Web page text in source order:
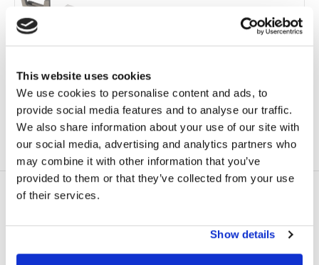
This website uses cookies
We use cookies to personalise content and ads, to
provide social media features and to analyse our traffic.
We also share information about your use of our site with
our social media, advertising and analytics partners who
may combine it with other information that you’ve
provided to them or that they’ve collected from your use
of their services.
Show details
CARICHI BASSI
ADATTO A ZONE
100% PRODOTTO
CONTATTACI PER SAPERNE DI PIÙ
DESCRIZIONE &
SCHEDA TECNICA
FAQ VIDEO MONTAGGIO
MAI STATO COSÌ SEMPLICE DA MONTARE!
riduzione dei costi dell’energia
rinnovabileper il raggiungimento dell’autosostentamento.